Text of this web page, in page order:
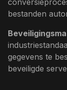
bestanden
gegevens te
beveiligde